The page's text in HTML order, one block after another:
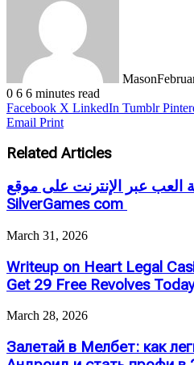
Mason
0 6 6 minutes read
Facebook X LinkedIn Tumblr
Email Print
Related Articles
العب عبر الإنترنت على موقع
SilverGames com ️
March 31, 2026
Writeup on Heart Legal
Get 29 Free Revolves
March 28, 2026
Залетай в Мелбет: как